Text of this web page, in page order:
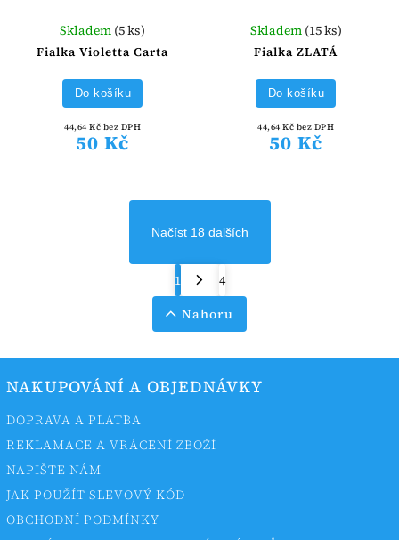
Fialka Violetta Carta
Skladem (5 ks)
44,64 Kč bez DPH
50 Kč
Do košíku
Fialka ZLATÁ
Skladem (15 ks)
44,64 Kč bez DPH
50 Kč
Do košíku
Načíst 18 dalších
1
4
Nahoru
NAKUPOVÁNÍ A OBJEDNÁVKY
DOPRAVA A PLATBA
REKLAMACE A VRÁCENÍ ZBOŽÍ
NAPIŠTE NÁM
JAK POUŽÍT SLEVOVÝ KÓD
OBCHODNÍ PODMÍNKY